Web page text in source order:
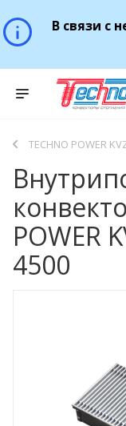
В связи с
TECHNO POWER
POWER
4500